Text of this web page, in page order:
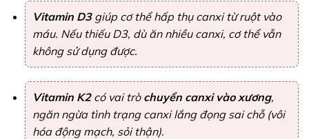
Vitamin D3giúp cơ thể hấp thụ canxi từ ruột vào
máu. Nếu thiếu D3, dù ăn nhiều canxi, cơ thể vẫn
không sử dụng được.
Vitamin K2có vai trò chuyển canxi vào xương,
ngăn ngừa tình trạng canxi lắng đọng sai chỗ (vôi
hóa động mạch, sỏi thận).